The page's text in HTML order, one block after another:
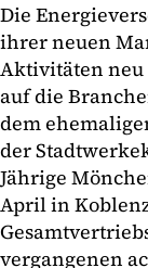
Die
ihrer neuen
Aktivitäten neu
auf die
dem
der
Jährige
April in
vergangenen